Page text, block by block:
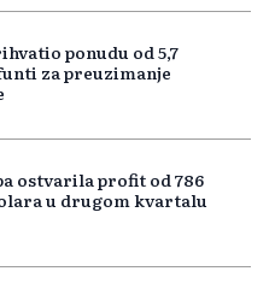
ponudu od 5,7
za preuzimanje
ostvarila profit od 786
u drugom kvartalu